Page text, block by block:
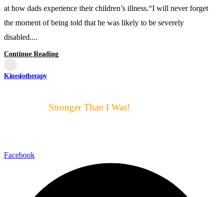
at how dads experience their children’s illness.“I will never forget
the moment of being told that he was likely to be severely
disabled....
Continue Reading
Kinesiotherapy
Stronger Than I Was!
Facebook